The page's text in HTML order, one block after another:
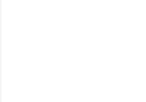
ThinkPad T14 Gen 3